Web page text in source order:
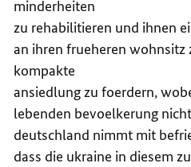
minderheiten
zu rehabilitieren und ihnen
an ihren frueheren wohnsitz
kompakte
ansiedlung zu foerdern,
lebenden bevoelkerung
deutschland nimmt mit
dass die ukraine in diesem